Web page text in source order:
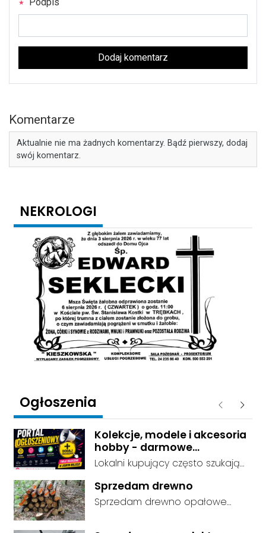
Dodaj komentarz
Komentarze
Aktualnie nie ma żadnych komentarzy. Bądź pierwszy, dodaj
swój komentarz.
NEKROLOGI
Ogłoszenia Poprzednie
Kolekcje, modele i akcesoria
hobby - darmowe
ogłoszenia, dodaj swoje za
Lokalni kupujący często szukają
w domu. Kategorie są czytelnie
podzielone, dzięki czemu osoby
Sprzedam drewno
Sprzedam drewno opałowe